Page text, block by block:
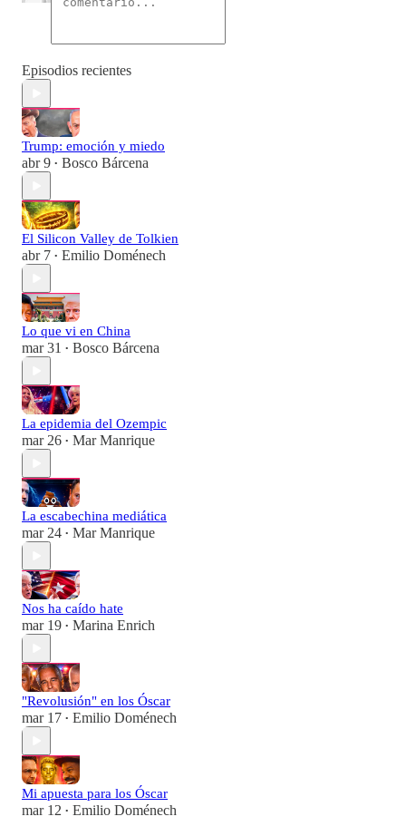
Episodios recientes
Trump: emoción y miedo
abr 9 • Bosco Bárcena
El Silicon Valley de Tolkien
abr 7 • Emilio Doménech
Lo que vi en China
mar 31 • Bosco Bárcena
La epidemia del Ozempic
mar 26 • Mar Manrique
La escabechina mediática
mar 24 • Mar Manrique
Nos ha caído hate
mar 19 • Marina Enrich
"Revolusión" en los Óscar
mar 17 • Emilio Doménech
Mi apuesta para los Óscar
mar 12 • Emilio Doménech